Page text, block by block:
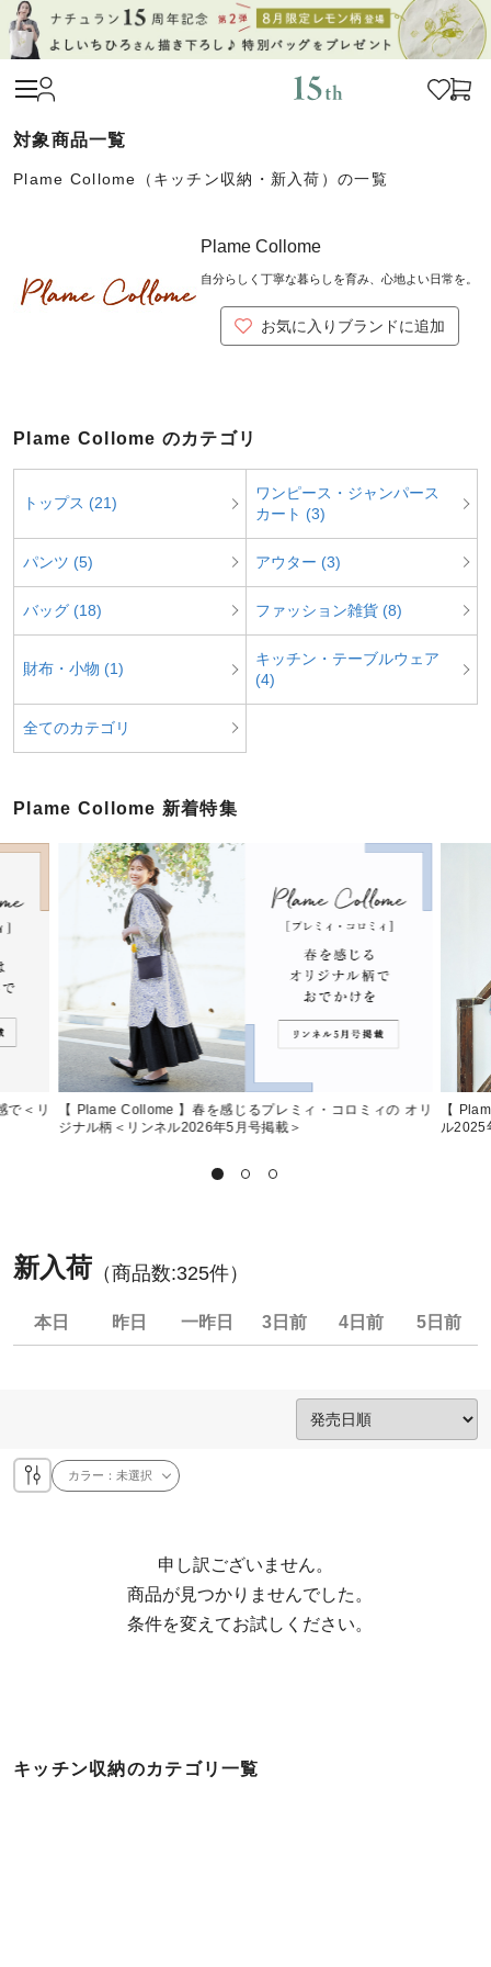
Plame Collome（キッチン収納・新入荷）の一覧
Plame Collome
自分らしく丁寧な暮らしを育み、心地よい日常を。
お気に入りブランドに追加
Plame Collome のカテゴリ
トップス (21)
ワンピース・ジャンパース
カート (3)
パンツ (5) アウター (3)
バッグ (18) ファッション雑貨 (8)
財布・小物 (1)
キッチン・テーブルウェア
(4)
全てのカテゴリ
Plame Collome 新着特集
で＜リ
【 Plame Collome 】春を感じるプレミィ・コロミィの オリ
ジナル柄＜リンネル2026年5月号掲載＞
【
ル2025
新入荷 （商品数:325件）
本日 昨日 一昨日 3日前 4日前 5日前
カラー：未選択
申し訳ございません。
  条件を変えてお試しください。
キッチン収納のカテゴリ一覧